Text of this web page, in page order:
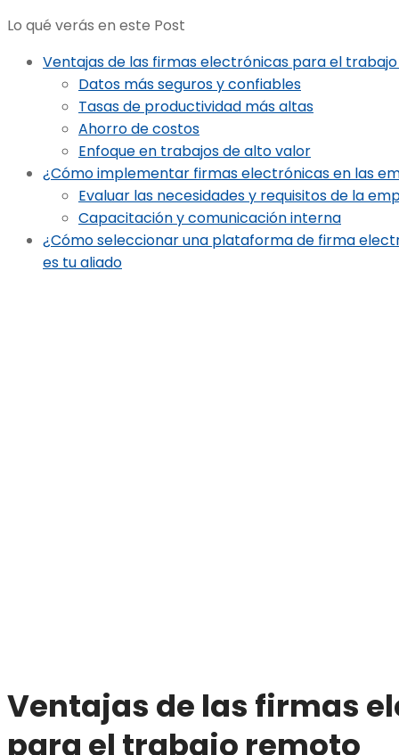
Lo qué verás en este Post
Ventajas de las firmas electrónicas para el
Datos más seguros y confiables
Tasas de productividad más altas
Ahorro de costos
Enfoque en trabajos de alto valor
¿Cómo implementar firmas electrónicas en las
Evaluar las necesidades y requisitos de la
Capacitación y comunicación interna
¿Cómo seleccionar una plataforma de firma
es tu aliado
Ventajas de las firmas
para el trabajo remoto